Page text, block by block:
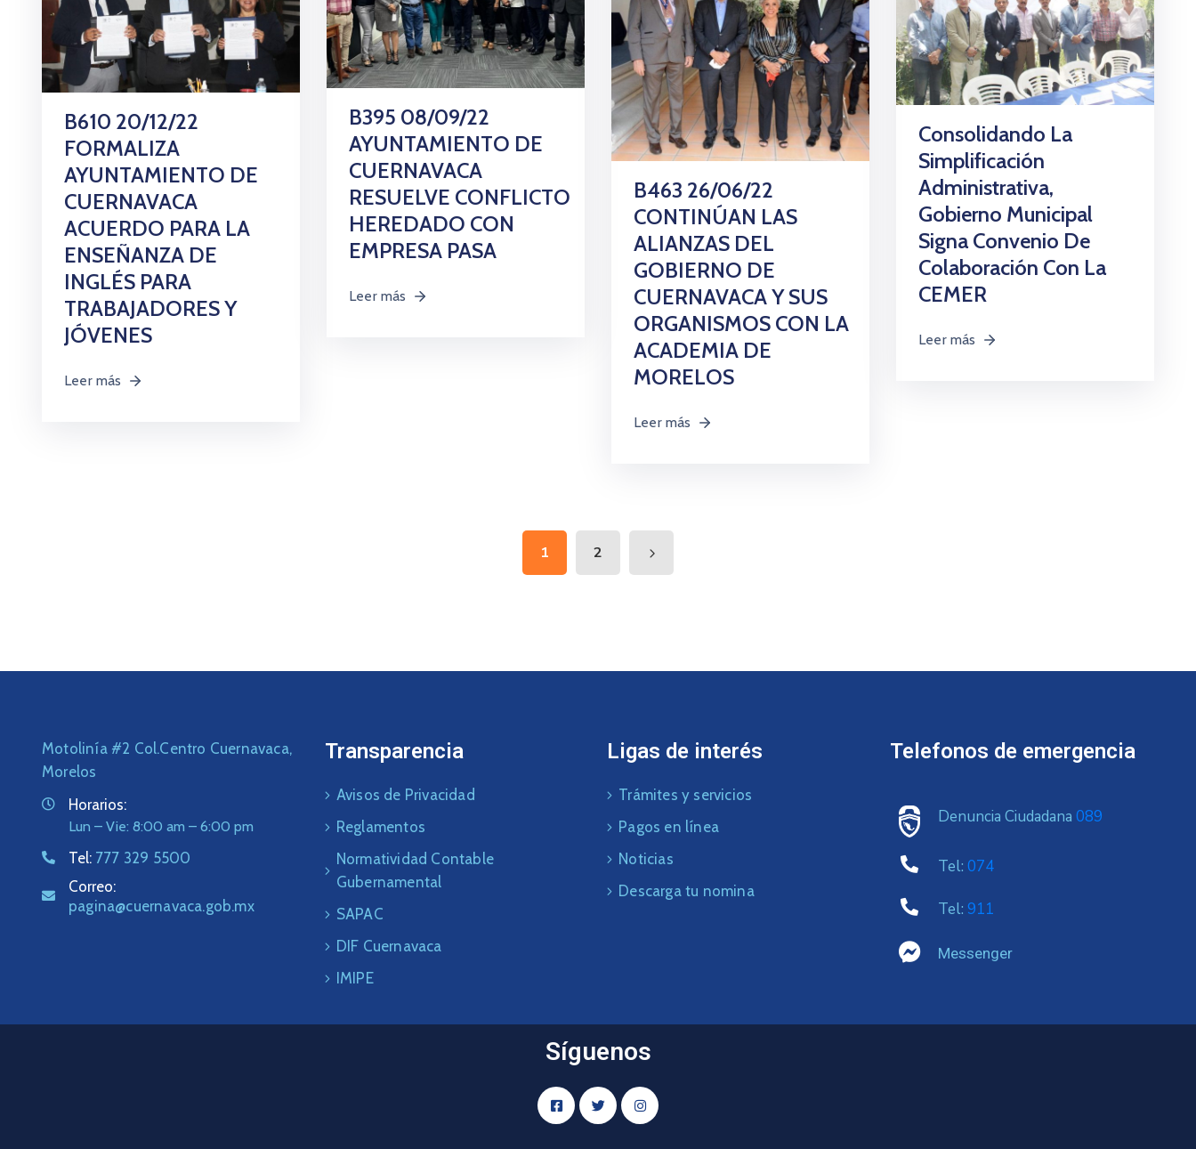
B610 20/12/22
FORMALIZA
AYUNTAMIENTO DE
CUERNAVACA
ACUERDO PARA LA
ENSEÑANZA DE
INGLÉS PARA
TRABAJADORES Y
JÓVENES
Leer más
B395 08/09/22
AYUNTAMIENTO DE
CUERNAVACA
RESUELVE CONFLICTO
HEREDADO CON
EMPRESA PASA
Leer más
B463 26/06/22
CONTINÚAN LAS
ALIANZAS DEL
GOBIERNO DE
CUERNAVACA Y SUS
ORGANISMOS CON LA
ACADEMIA DE
MORELOS
Leer más
Consolidando La
Simplificación
Administrativa,
Gobierno Municipal
Signa Convenio De
Colaboración Con La
CEMER
Leer más
1 2
Motolinía #2 Col.Centro Cuernavaca,
Morelos
Horarios:
Lun – Vie: 8:00 am – 6:00 pm
Tel: 777 329 5500
Correo:
pagina@cuernavaca.gob.mx
Transparencia
Avisos de Privacidad
Reglamentos
Normatividad Contable
Gubernamental
SAPAC
DIF Cuernavaca
IMIPE
Ligas de interés
Trámites y servicios
Pagos en línea
Noticias
Descarga tu nomina
Telefonos de emergencia
Denuncia Ciudadana 089
Tel: 074
Tel: 911
Messenger
Síguenos